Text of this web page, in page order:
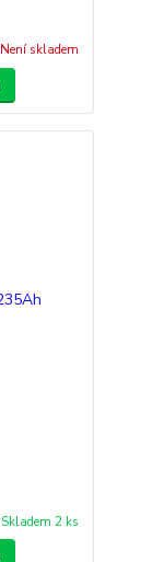
Není skladem
Skladem 2 ks